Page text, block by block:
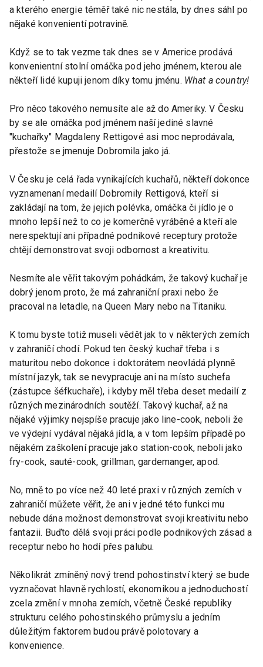
a kterého energie téměř také nic nestála, by dnes sáhl po
nějaké konvenientí potravině.
Když se to tak vezme tak dnes se v Americe prodává
konvenientní stolní omáčka pod jeho jménem, kterou ale
někteří lidé kupuji jenom díky tomu jménu. What a country!
Pro něco takového nemusíte ale až do Ameriky. V Česku
by se ale omáčka pod jménem naší jediné slavné
"kuchařky" Magdaleny Rettigové asi moc neprodávala,
přestože se jmenuje Dobromila jako já.
V Česku je celá řada vynikajících kuchařů, někteří dokonce
vyznamenaní medailí Dobromily Rettigová, kteří si
zakládají na tom, že jejich polévka, omáčka či jídlo je o
mnoho lepší než to co je komerčně vyráběné a kteří ale
nerespektují ani případné podnikové receptury protože
chtějí demonstrovat svoji odbornost a kreativitu.
Nesmíte ale věřit takovým pohádkám, že takový kuchař je
dobrý jenom proto, že má zahraniční praxi nebo že
pracoval na letadle, na Queen Mary nebo na Titaniku.
K tomu byste totiž museli vědět jak to v některých zemích
v zahraničí chodí. Pokud ten český kuchař třeba i s
maturitou nebo dokonce i doktorátem neovládá plynně
místní jazyk, tak se nevypracuje ani na místo suchefa
(zástupce šéfkuchaře), i kdyby měl třeba deset medailí z
různých mezinárodních soutěží. Takový kuchař, až na
nějaké výjimky nejspíše pracuje jako line-cook, neboli že
ve výdejní vydával nějaká jídla, a v tom lepším případě po
nějakém zaškolení pracuje jako station-cook, neboli jako
fry-cook, sauté-cook, grillman, gardemanger, apod.
No, mně to po více než 40 leté praxi v různých zemích v
zahraničí můžete věřit, že ani v jedné této funkci mu
nebude dána možnost demonstrovat svoji kreativitu nebo
fantazii. Buďto dělá svoji práci podle podnikových zásad a
receptur nebo ho hodí přes palubu.
Několikrát zmíněný nový trend pohostinství který se bude
vyznačovat hlavně rychlostí, ekonomikou a jednoduchostí
zcela změní v mnoha zemích, včetně České republiky
strukturu celého pohostinského průmyslu a jedním
důležitým faktorem budou právě polotovary a
konvenience.